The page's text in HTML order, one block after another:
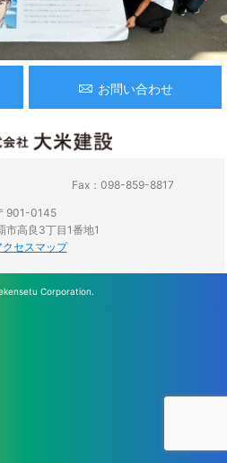
お問い合わせ
Fax：098-859-8817
901-0145
市高良3丁目1番地1
クセスマップ
Corporation.